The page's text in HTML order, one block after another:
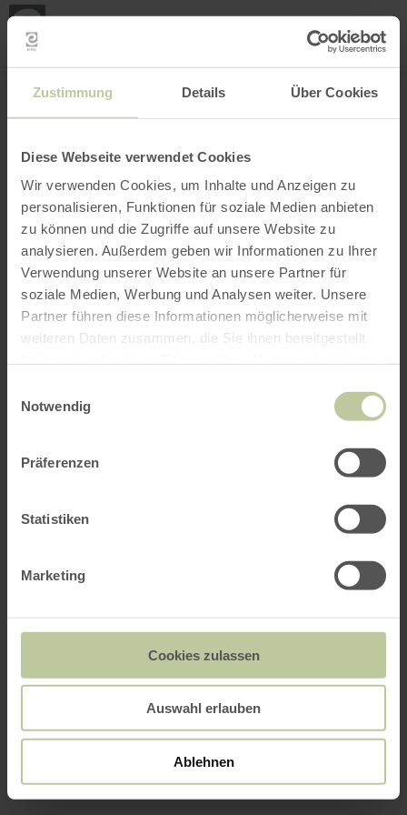
Zustimmung Details Über Cookies
Diese Webseite verwendet Cookies
Wir verwenden Cookies, um Inhalte und Anzeigen zu
personalisieren, Funktionen für soziale Medien anbieten
zu können und die Zugriffe auf unsere Website zu
analysieren. Außerdem geben wir Informationen zu Ihrer
Verwendung unserer Website an unsere Partner für
soziale Medien, Werbung und Analysen weiter. Unsere
Partner führen diese Informationen möglicherweise mit
weiteren Daten zusammen, die Sie ihnen bereitgestellt
Notwendig
Präferenzen
Statistiken
Marketing
Cookies zulassen
Auswahl erlauben
Ablehnen
INTERACTIVE MAP
my
Open filter